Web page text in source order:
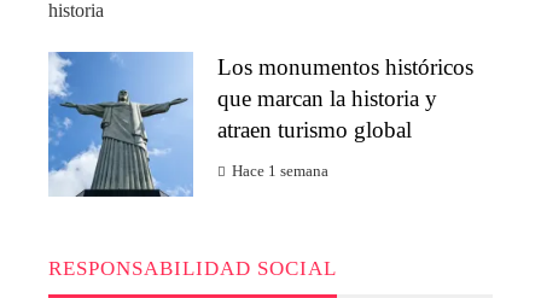
Los monumentos históricos
que marcan la historia y
atraen turismo global
Hace 1 semana
RESPONSABILIDAD SOCIAL